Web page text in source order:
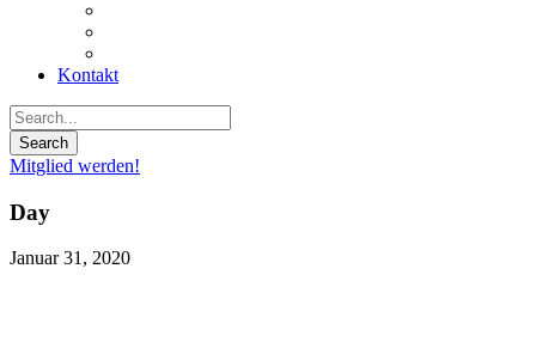
Kontakt
Mitglied werden!
Day
Januar 31, 2020